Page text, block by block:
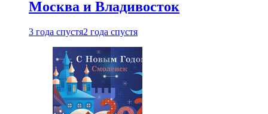
Москва и Владивосток
3 года спустя2 года спустя